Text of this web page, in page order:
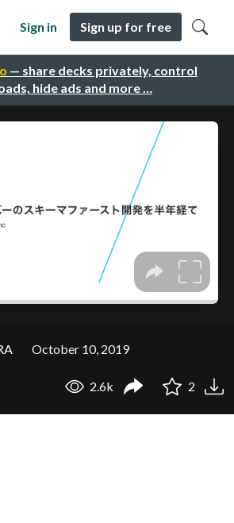
— share decks privately, control
hide ads and more …
Sign in Sign up for free
October 10, 2019
2.6k 2